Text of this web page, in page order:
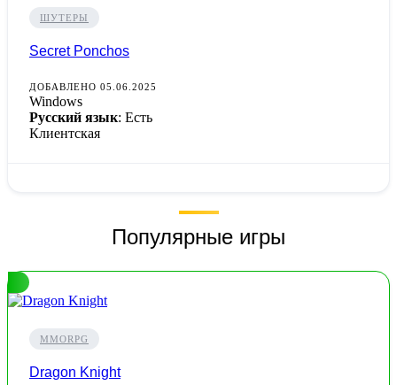
ШУТЕРЫ
Secret Ponchos
ДОБАВЛЕНО 05.06.2025
Windows
Русский язык: Есть
Клиентская
Популярные игры
MMORPG
Dragon Knight